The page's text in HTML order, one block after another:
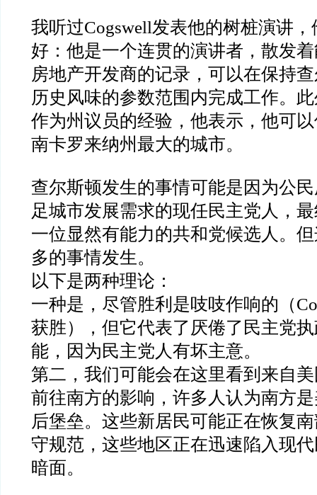
我听过Cogswell发表他的树桩演讲
好：他是一个连贯的演讲者，散发
房地产开发商的记录，可以在保持
历史风味的参数范围内完成工作。
作为州议员的经验，他表示，他可
南卡罗来纳州最大的城市。
查尔斯顿发生的事情可能是因为公
足城市发展需求的现任民主党人，
一位显然有能力的共和党候选人。
多的事情发生。
以下是两种理论：
一种是，尽管胜利是吱吱作响的（
获胜），但它代表了厌倦了民主党
能，因为民主党人有坏主意。
第二，我们可能会在这里看到来自
前往南方的影响，许多人认为南方
后堡垒。这些新居民可能正在恢复
守规范，这些地区正在迅速陷入现
暗面。